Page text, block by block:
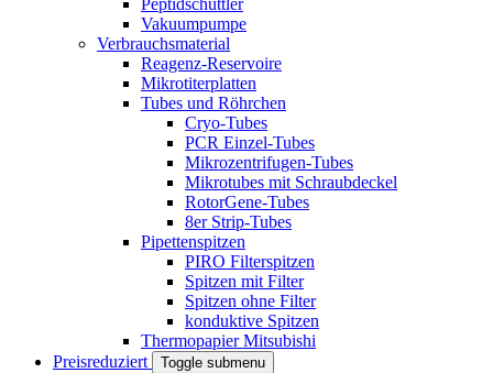
Peptidschüttler
Vakuumpumpe
Verbrauchsmaterial
Reagenz-Reservoire
Mikrotiterplatten
Tubes und Röhrchen
Cryo-Tubes
PCR Einzel-Tubes
Mikrozentrifugen-Tubes
Mikrotubes mit Schraubdeckel
RotorGene-Tubes
8er Strip-Tubes
Pipettenspitzen
PIRO Filterspitzen
Spitzen mit Filter
Spitzen ohne Filter
konduktive Spitzen
Thermopapier Mitsubishi
Preisreduziert
Toggle submenu